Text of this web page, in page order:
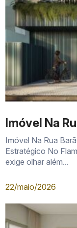
Imóvel Na
Imóvel Na Rua
Estratégico No
exige olhar além...
22/maio/2026